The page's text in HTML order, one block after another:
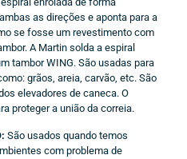
as direções e aponta para a
se fosse um revestimento com
A Martin solda a espiral
tambor WING. São usadas para
grãos, areia, carvão, etc. São
elevadores de caneca. O
proteger a união da correia.
São usados quando temos
com problema de